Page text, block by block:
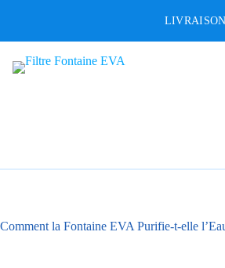
contenu
LIVRAISON
Comment la Fontaine EVA Purifie-t-elle